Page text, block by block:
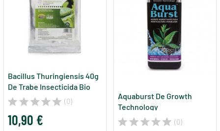
Bacillus Thuringiensis 40g
De Trabe Insecticida Bio
Contra Orugas
(0)
10,90 €
Aquaburst De Growth
Technology
(0)